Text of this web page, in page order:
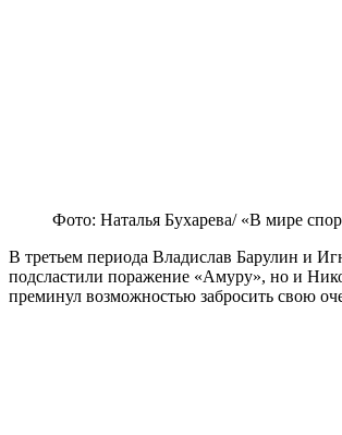
Фото: Наталья Бухарева/ «В мире
В третьем периода Владислав Барулин и
подсластили поражение «Амуру», но и
преминул возможностью забросить свою